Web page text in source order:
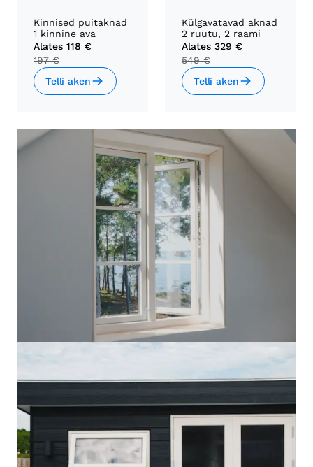
Kinnised puitaknad
1 kinnine ava
Alates 118 €
197 €
Telli aken
Külgavatavad aknad
2 ruutu, 2 raami
Alates 329 €
549 €
Telli aken